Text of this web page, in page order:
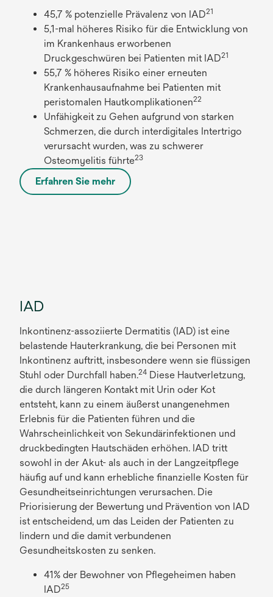
ö
f
f
n
e
t
45,7 % potenzielle Prävalenz von IAD21
5,1-mal höheres Risiko für die Entwicklung von
im Krankenhaus erworbenen
Druckgeschwüren bei Patienten mit IAD21
55,7 % höheres Risiko einer erneuten
Krankenhausaufnahme bei Patienten mit
peristomalen Hautkomplikationen22
Unfähigkeit zu Gehen aufgrund von starken
Schmerzen, die durch interdigitales Intertrigo
verursacht wurden, was zu schwerer
Osteomyelitis führte23
Erfahren Sie mehr
w
r
n
e
u
e
n
R
e
g
i
s
t
e
r
k
a
t
IAD
Inkontinenz-assoziierte Dermatitis (IAD) ist eine
belastende Hauterkrankung, die bei Personen mit
Inkontinenz auftritt, insbesondere wenn sie flüssigen
Stuhl oder Durchfall haben.24 Diese Hautverletzung,
die durch längeren Kontakt mit Urin oder Kot
entsteht, kann zu einem äußerst unangenehmen
Erlebnis für die Patienten führen und die
Wahrscheinlichkeit von Sekundärinfektionen und
druckbedingten Hautschäden erhöhen. IAD tritt
sowohl in der Akut- als auch in der Langzeitpflege
häufig auf und kann erhebliche finanzielle Kosten für
Gesundheitseinrichtungen verursachen. Die
Priorisierung der Bewertung und Prävention von IAD
ist entscheidend, um das Leiden der Patienten zu
lindern und die damit verbundenen
Gesundheitskosten zu senken.
41% der Bewohner von Pflegeheimen haben
IAD25